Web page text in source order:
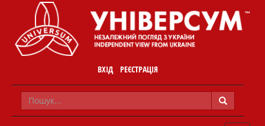
ВХІД РЕЄСТРАЦІЯ